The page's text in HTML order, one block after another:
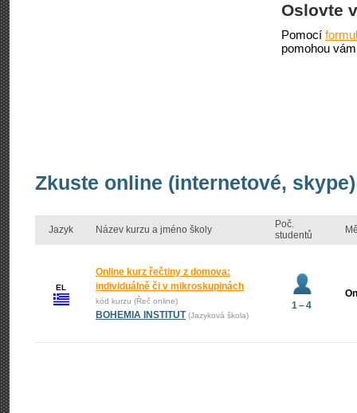
Oslovte
Pomocí
pomohou
Zkuste online (internetové,
Jazyk Název kurzu a jméno školy
Poč.
studentů
EL
Online kurz řečtiny z domova:
individuálně či v mikroskupinách
kód kurzu (Řeč online)
BOHEMIA INSTITUT (Jazyková škola)
1 – 4